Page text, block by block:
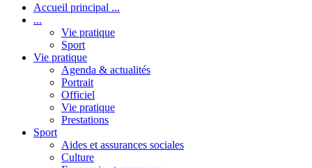
Accueil principal ...
...
Vie pratique
Sport
Vie pratique
Agenda & actualités
Portrait
Officiel
Vie pratique
Prestations
Sport
Aides et assurances sociales
Culture